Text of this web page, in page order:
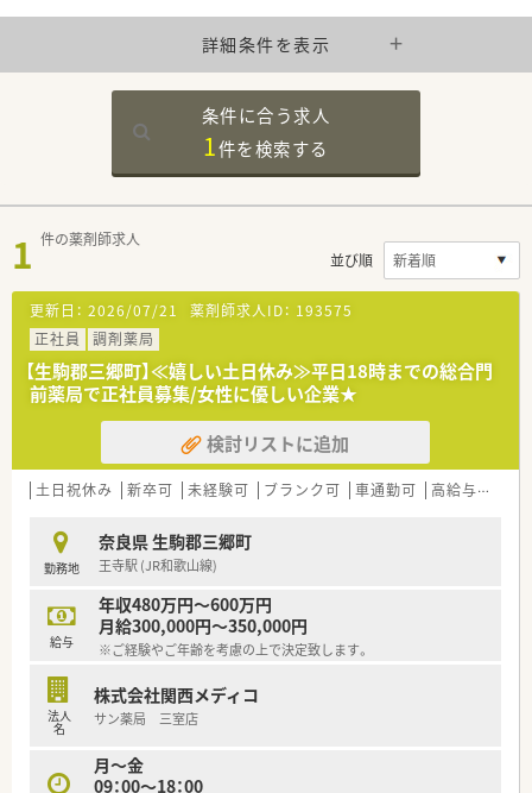
詳細条件を表示
条件に合う求人
1件を検索する
1 件の薬剤師求人
並び順
更新日： 2026/07/21 薬剤師求人ID： 193575
正社員
調剤薬局
【生駒郡三郷町】≪嬉しい土日休み≫平日18時までの総合門
前薬局で正社員募集/女性に優しい企業★
検討リストに追加
土日祝休み 新卒可 未経験可 ブランク可 車通勤可 高給与(600万円以上)
勤務地
奈良県 生駒郡三郷町
王寺駅 (JR和歌山線)
給与
年収480万円～600万円
月給300,000円～350,000円
※ご経験やご年齢を考慮の上で決定致します。
法人
名
株式会社関西メディコ
サン薬局 三室店
月～金
09：00～18：00